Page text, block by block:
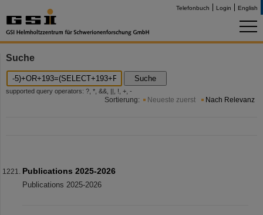
Telefonbuch Login English
Suche
Suche
supported query operators: ?, *, &&, ||, !, +, -
Sortierung: Neueste zuerst Nach Relevanz
Publications 2025-2026
Publications 2025-2026